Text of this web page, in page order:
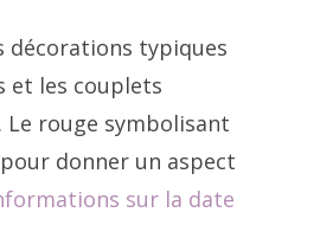
décorations typiques
et les couplets
rouge symbolisant
donner un aspect
sur la date